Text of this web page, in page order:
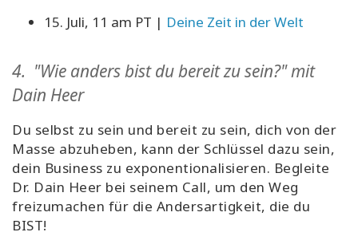
15. Juli, 11 am PT | Deine Zeit in der Welt
4. "Wie anders bist du bereit zu sein?" mit
Dain Heer
Du selbst zu sein und bereit zu sein, dich von der
Masse abzuheben, kann der Schlüssel dazu sein,
dein Business zu exponentionalisieren. Begleite
Dr. Dain Heer bei seinem Call, um den Weg
freizumachen für die Andersartigkeit, die du
BIST!